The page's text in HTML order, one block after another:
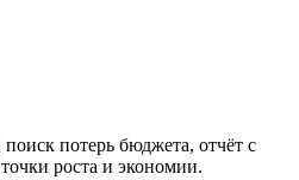
потерь бюджета, отчёт с
роста и экономии.